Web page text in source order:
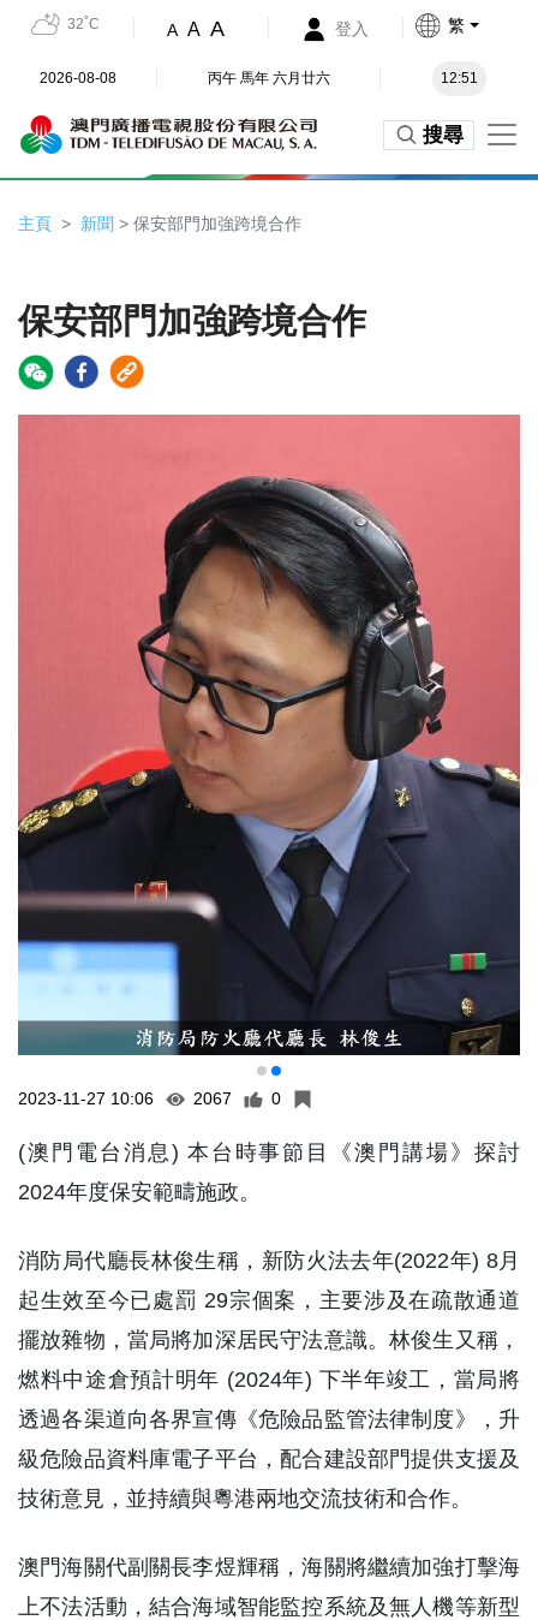
32˚C A A A 登入 繁
2026-08-08 丙午 馬年 六月廿六 12:51
搜尋
主頁 新聞 > 保安部門加強跨境合作
保安部門加強跨境合作
2023-11-27 10:06 2067 0
(澳門電台消息) 本台時事節目《澳門講場》探討
2024年度保安範疇施政。
消防局代廳長林俊生稱，新防火法去年(2022年) 8月
起生效至今已處罰 29宗個案，主要涉及在疏散通道
擺放雜物，當局將加深居民守法意識。林俊生又稱，
燃料中途倉預計明年 (2024年) 下半年竣工，當局將
透過各渠道向各界宣傳《危險品監管法律制度》，升
級危險品資料庫電子平台，配合建設部門提供支援及
技術意見，並持續與粵港兩地交流技術和合作。
澳門海關代副關長李煜輝稱，海關將繼續加強打擊海
上不法活動，結合海域智能監控系統及無人機等新型